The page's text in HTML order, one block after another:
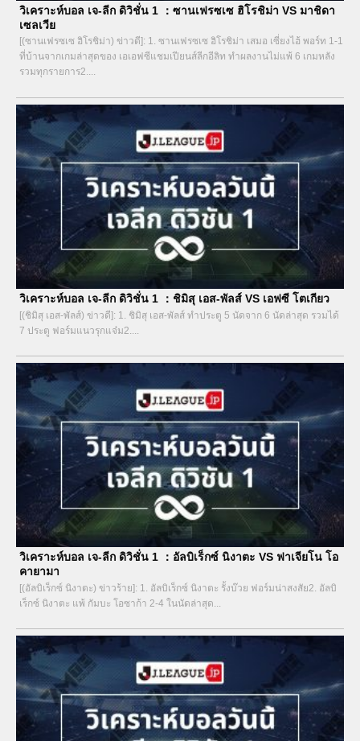
วิเคราะห์บอล เจ-ลีก ดิวิชั่น 1 ：ซานเฟรซเซ ฮิโรชิม่า VS มาชิดา
เซลเวีย
[(ซานเฟรซเซ ฮิโรชิม่า) ข่าวดี]: 1. ซานเฟรซเซ ฮิโรชิม่า เสมอ เซี่ยงไฮ้ พอร์ท 1-1
ที่บ้านจากเกมล่าสุดของ เอเอฟซีแชมเปียนส์ลีกอีลิท ทำผลงานไม่แพ้ 6 เกมหลัง
รวมทุกรายการ2....
วิเคราะห์บอล เจ-ลีก ดิวิชั่น 1 ：ชิมิสุ เอส-พัลส์ VS เอฟซี โตเกียว
[(ชิมิสุ เอส-พัลส์) ข่าวดี]: 1. ชิมิสุ เอส-พัลส์ ทำประตู 5 นัดจาก 6 นัดล่าสุด รวมได้
7 ประตู ฟอร์มแนวรุกแจ๋ม2....
วิเคราะห์บอล เจ-ลีก ดิวิชั่น 1 ：อัลบิเร็กซ์ นิงาตะ VS ฟาเจียโน โอ
คายามา
[(อัลบิเร็กซ์ นิงาตะ) ข่าวร้าย]: 1. อัลบิเร็กซ์ นิงาตะ รั้งบ๊วย ฟอร์มน่าสงสัย2. อัลบิ
เร็กซ์ นิงาตะ แพ้ กัมบะ โอซาก้า 2-4 ในนัดล่าสุด...